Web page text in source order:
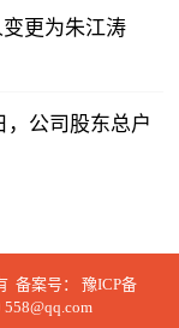
更为朱江涛
，公司股东总户
备案号： 豫ICP备